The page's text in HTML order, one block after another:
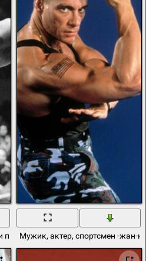
поосто мужик
Мужик, актер, спортсмен -жан-